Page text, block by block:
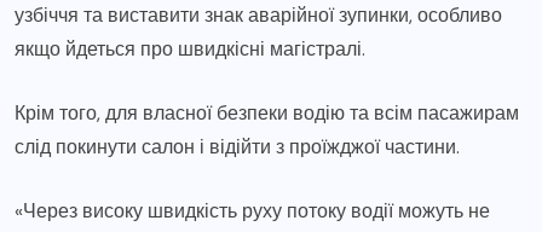
узбіччя та виставити знак аварійної зупинки, особливо
якщо йдеться про швидкісні магістралі.
Крім того, для власної безпеки водію та всім пасажирам
слід покинути салон і відійти з проїжджої частини.
«Через високу швидкість руху потоку водії можуть не